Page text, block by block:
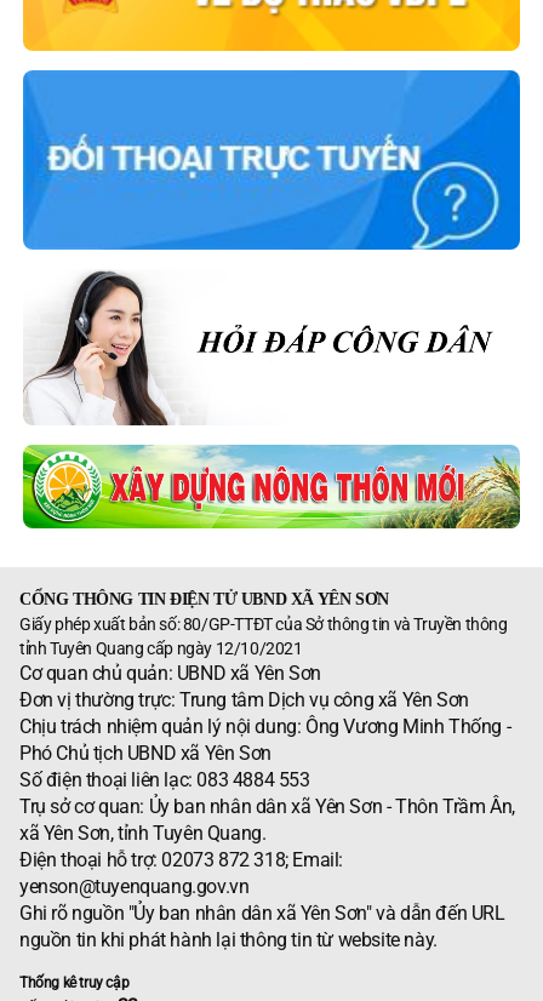
CỔNG THÔNG TIN ĐIỆN TỬ UBND XÃ YÊN SƠN
Giấy phép xuất bản số: 80/GP-TTĐT của Sở thông tin và Truyền thông
tỉnh Tuyên Quang cấp ngày 12/10/2021
Cơ quan chủ quản: UBND xã Yên Sơn
Đơn vị thường trực: Trung tâm Dịch vụ công xã Yên Sơn
Chịu trách nhiệm quản lý nội dung: Ông Vương Minh Thống -
Phó Chủ tịch UBND xã Yên Sơn
Số điện thoại liên lạc: 083 4884 553
Trụ sở cơ quan: Ủy ban nhân dân xã Yên Sơn - Thôn Trầm Ân,
xã Yên Sơn, tỉnh Tuyên Quang.
Điện thoại hỗ trợ: 02073 872 318; Email:
yenson@tuyenquang.gov.vn
Ghi rõ nguồn "Ủy ban nhân dân xã Yên Sơn" và dẫn đến URL
nguồn tin khi phát hành lại thông tin từ website này.
Thống kê truy cập